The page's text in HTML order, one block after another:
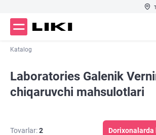
Katalog
Laboratories Galenik
chiqaruvchi mahsulotlari
Tovarlar:2